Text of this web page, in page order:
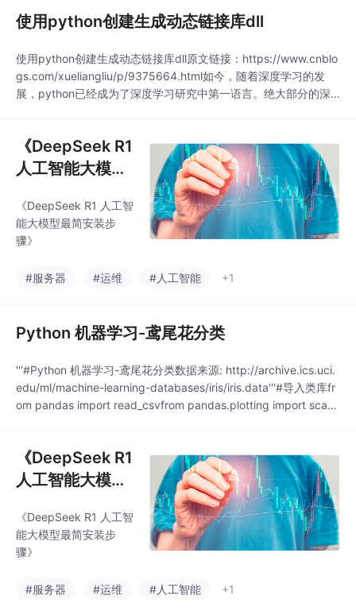
不同类型的接口。动态链接库（.dll，.
使用python创建生成动态链接库dll
使用python创建生成动态链接库dll原文链接：https://www.cnblo
gs.com/xueliangliu/p/9375664.html如今，随着深度学习的发
展，python已经成为了深度学习研究中第一语言。绝大部分的深
不同类型的接口。动态链接库（.dll，.
《DeepSeek R1
人工智能大模型
骤》：此文为AI
自动生成
《DeepSeek R1 人工智
能大模型最简安装步
骤》
#服务器 #运维 #人工智能 +1
Python 机器学习-鸢尾花分类
'''#Python 机器学习-鸢尾花分类数据来源: http://archive.ics.uci.
edu/ml/machine-learning-databases/iris/iris.data'''#导入类库fr
om pandas import read_csvfrom pandas.plotting import scatt
《DeepSeek R1
人工智能大模型
骤》：此文为AI
自动生成
《DeepSeek R1 人工智
能大模型最简安装步
骤》
#服务器 #运维 #人工智能 +1